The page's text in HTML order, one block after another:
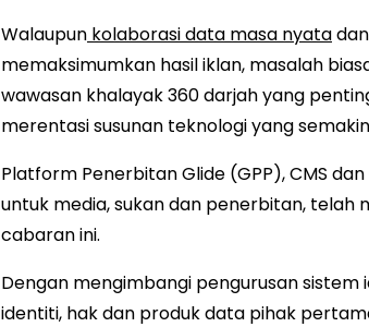
Walaupun kolaborasi data masa nyata
memaksimumkan hasil iklan, masalah
wawasan khalayak 360 darjah yang
merentasi susunan teknologi yang
Platform Penerbitan Glide (GPP), CMS
untuk media, sukan dan penerbitan,
cabaran ini.
Dengan mengimbangi pengurusan
identiti, hak dan produk data pihak